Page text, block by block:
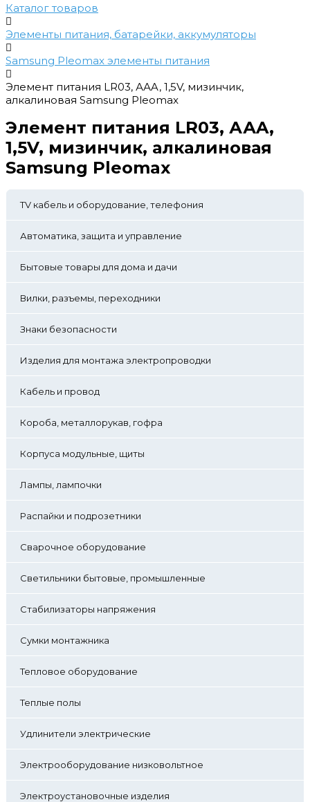
Каталог товаров
Элементы питания, батарейки, аккумуляторы
Samsung Pleomax элементы питания
Элемент питания LR03, ААA, 1,5V, мизинчик,
алкалиновая Samsung Pleomax
Элемент питания LR03, ААA,
1,5V, мизинчик, алкалиновая
Samsung Pleomax
TV кабель и оборудование, телефония
Автоматика, защита и управление
Бытовые товары для дома и дачи
Вилки, разъемы, переходники
Знаки безопасности
Изделия для монтажа электропроводки
Кабель и провод
Короба, металлорукав, гофра
Корпуса модульные, щиты
Лампы, лампочки
Распайки и подрозетники
Сварочное оборудование
Светильники бытовые, промышленные
Стабилизаторы напряжения
Сумки монтажника
Тепловое оборудование
Теплые полы
Удлинители электрические
Электрооборудование низковольтное
Электроустановочные изделия